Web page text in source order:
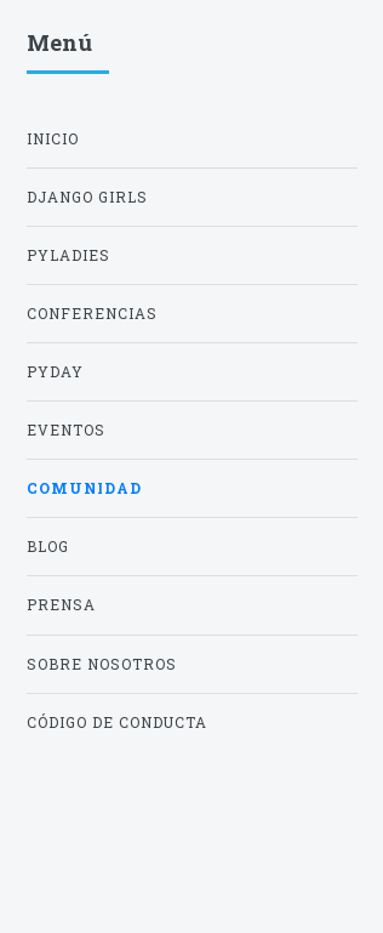
Menú
INICIO
DJANGO GIRLS
PYLADIES
CONFERENCIAS
PYDAY
EVENTOS
COMUNIDAD
BLOG
PRENSA
SOBRE NOSOTROS
CÓDIGO DE CONDUCTA